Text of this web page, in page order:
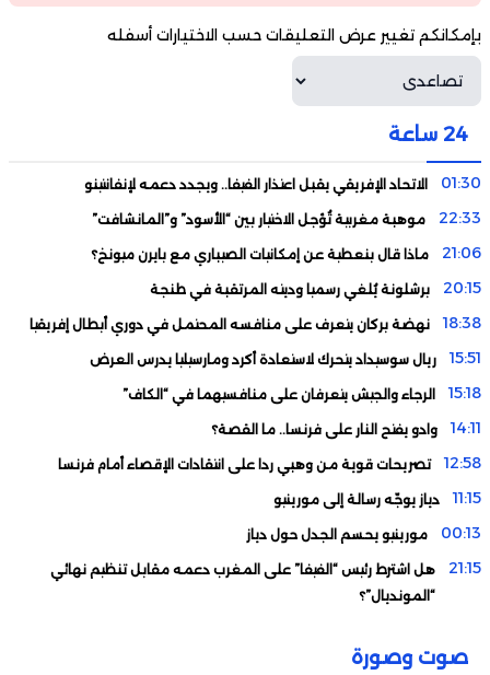
بإمكانكم تغيير عرض التعليقات حسب الاختيارات أسفله
24 ساعة
01:30 الاتحاد الإفريقي يقبل اعتذار الفيفا.. ويجدد دعمه لإنفانتينو
22:33 موهبة مغربية تُؤجل الاختيار بين “الأسود” و”المانشافت”
21:06 ماذا قال بنعطية عن إمكانيات الصيباري مع بايرن ميونخ؟
20:15 برشلونة يُلغي رسميا وديته المرتقبة في طنجة
18:38 نهضة بركان يتعرف على منافسه المحتمل في دوري أبطال إفريقيا
15:51 ريال سوسيداد يتحرك لاستعادة أكرد ومارسيليا يدرس العرض
15:18 الرجاء والجيش يتعرفان على منافسيهما في “الكاف”
14:11 وادو يفتح النار على فرنسا.. ما القصة؟
12:58 تصريحات قوية من وهبي ردا على انتقادات الإقصاء أمام فرنسا
11:15 دياز يوجّه رسالة إلى مورينيو
00:13 مورينيو يحسم الجدل حول دياز
21:15
هل اشترط رئيس “الفيفا” على المغرب دعمه مقابل تنظيم نهائي
“المونديال”؟
19:19
من خريبكة إلى الرصيف أمام ابن رشد.. عندما يصبح المريض ضحية
صوت وصورة